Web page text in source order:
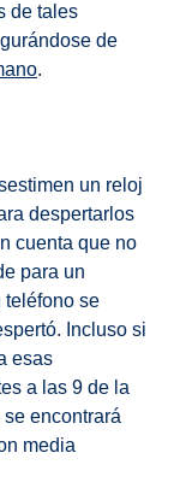
de tales
de
.
un reloj
despertarlos
cuenta que no
para un
teléfono se
Incluso si
esas
a las 9 de la
encontrará
media